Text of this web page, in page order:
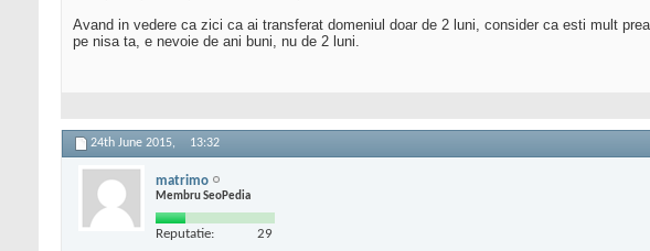
Avand in vedere ca zici ca ai transferat domeniul doar de 2 luni, consider ca esti mult
pe nisa ta, e nevoie de ani buni, nu de 2 luni.
24th June 2015, 13:32
matrimo
Membru SeoPedia
Reputatie: 29